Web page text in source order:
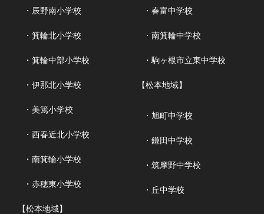
・辰野南小学校
・箕輪北小学校
・箕輪中部小学校
・伊那北小学校
・美篶小学校
・西春近北小学校
・南箕輪小学校
・赤穂東小学校
【松本地域】
・春富中学校
・南箕輪中学校
・駒ヶ根市立東中学校
【松本地域】
・旭町中学校
・鎌田中学校
・筑摩野中学校
・丘中学校